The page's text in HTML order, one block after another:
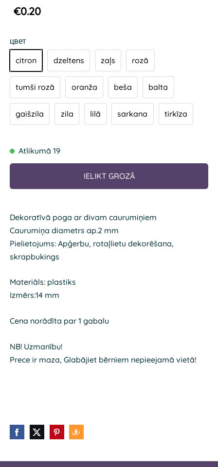
€0.20
цвет
citron
dzeltens zaļs rozā
tumši rozā oranža beša balta
gaišzila zila lilā sarkana tirkīza
Atlikumā 19
IELIKT GROZĀ
Dekoratīvā poga ar divam caurumiņiem
Caurumiņa diametrs ap.2 mm
Pielietojums: Apģerbu, rotaļlietu dekorēšana,
skrapbukings
Materiāls: plastiks
Izmērs:14 mm
Cena norādīta par 1 gabalu
NB! Uzmanību!
Prece ir maza, Glabājiet bērniem nepieejamā vietā!